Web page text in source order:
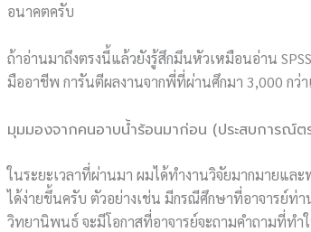
อนาคตครับ
ถ้าอ่านมาถึงตรงนี้แล้วยังรู้สึกมึนหัวเหมือนอ่าน
มืออาชีพ การันตีผลงานจากพี่ที่ผ่านศึกมา 3,000 กว่
มุมมองจากคนอาบน้ำร้อนมาก่อน (ประสบการณ์
ในระยะเวลาที่ผ่านมา ผมได้ทำงานวิจัยมากมายแล
ได้ง่ายขึ้นครับ ตัวอย่างเช่น มีกรณีศึกษาที่อาจารย์ท่
วิทยานิพนธ์ จะมีโอกาสที่อาจารย์จะถามคำถามที่ท